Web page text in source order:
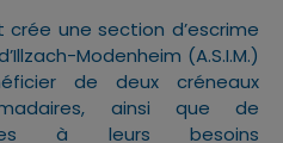
crée une section d’escrime
Modenheim (A.S.I.M.)
de deux créneaux
ainsi que de
à leurs besoins